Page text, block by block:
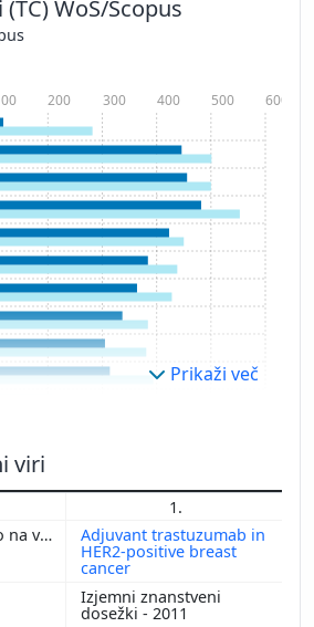
(TC) WoS/Scopus
200 300 400 500 600
Prikaži več
viri
1.
Adjuvant trastuzumab in
HER2-positive breast
cancer
Izjemni znanstveni
dosežki - 2011